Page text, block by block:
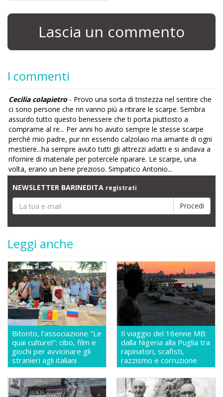
Lascia un commento
I commenti
Cecilia colapietro- Provo una sorta di tristezza nel sentire che
ci sono persone che nn vanno più a ritirare le scarpe. Sembra
assurdo tutto questo benessere che ti porta piuttosto a
comprarne al re... Per anni ho avuto sempre le stesse scarpe
perché mio padre, pur nn essendo calzolaio ma amante di ogni
mestiere...ha sempre avuto tutti gli attrezzi adatti e si andava a
rifornire di materiale per potercele riparare. Le scarpe, una
volta, erano un bene prezioso. Simpatico Antonio...
NEWSLETTER BARINEDITA registrati
Leggi anche
Bitonto, l'associazione "Le
quai culturel": cibo, film e
giochi per avvicinare gli
stranieri agli italiani
Il viaggio del 16enne MB:
dalla Nigeria alla Puglia tra
rapinatori, scafisti,
razzismo e corruzione